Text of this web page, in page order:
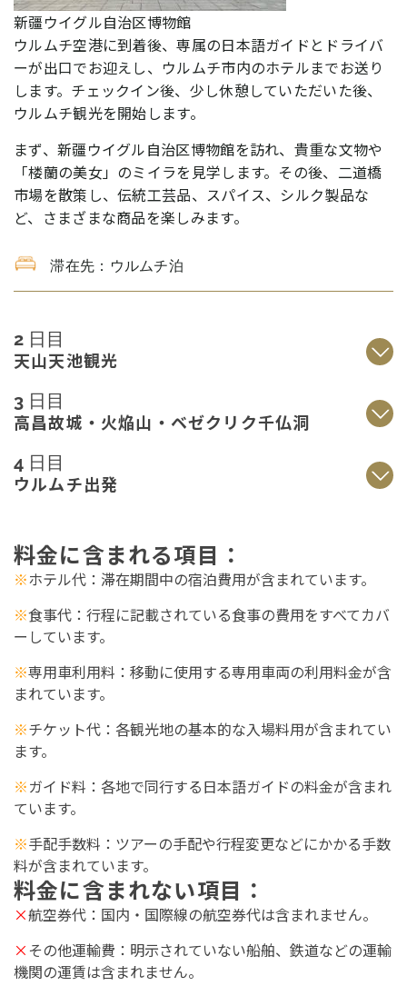
新疆ウイグル自治区博物館
ウルムチ空港に到着後、専属の日本語ガイドとドライバ
ーが出口でお迎えし、ウルムチ市内のホテルまでお送り
します。チェックイン後、少し休憩していただいた後、
ウルムチ観光を開始します。
まず、新疆ウイグル自治区博物館を訪れ、貴重な文物や
「楼蘭の美女」のミイラを見学します。その後、二道橋
市場を散策し、伝統工芸品、スパイス、シルク製品な
ど、さまざまな商品を楽しみます。
滞在先：ウルムチ泊
2 日目
天山天池観光
3 日目
高昌故城・火焔山・ベゼクリク千仏洞
4 日目
ウルムチ出発
料金に含まれる項目 ：
※ホテル代 ：滞在期間中の宿泊費用が含まれています。
※食事代 ：行程に記載されている食事の費用をすべてカバ
ーしています。
※専用車利用料 ：移動に使用する専用車両の利用料金が含
まれています。
※チケット代 ：各観光地の基本的な入場料用が含まれてい
ます。
※ガイド料 ：各地で同行する日本語ガイドの料金が含まれ
ています。
※手配手数料 ：ツアーの手配や行程変更などにかかる手数
料が含まれています。
料金に含まれない項目 ：
×航空券代：国内・国際線の航空券代は含まれません。
× その他運輸費：明示されていない船舶、鉄道などの運輸
機関の運賃は含まれません。